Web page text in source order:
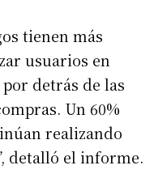
tienen más
usuarios en
detrás de las
Un 60%
realizando
detalló el informe.